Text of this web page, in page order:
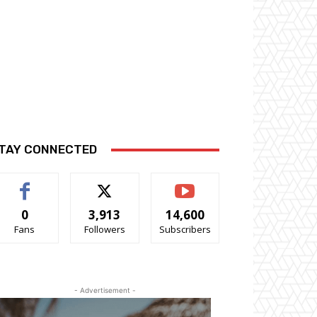
CONNECTED
0
Fans
3,913
Followers
14,600
Subscribers
- Advertisement -